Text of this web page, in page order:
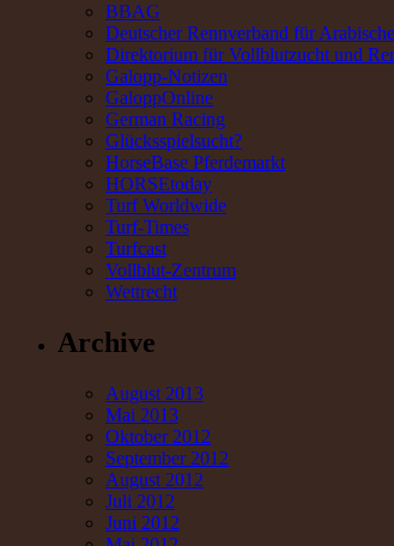
BBAG
Deutscher Rennverband für
Direktorium für Vollblutzucht und
Galopp-Notizen
GaloppOnline
German Racing
Glücksspielsucht?
HorseBase Pferdemarkt
HORSEtoday
Turf Worldwide
Turf-Times
Turfcast
Vollblut-Zentrum
Wettrecht
Archive
August 2013
Mai 2013
Oktober 2012
September 2012
August 2012
Juli 2012
Juni 2012